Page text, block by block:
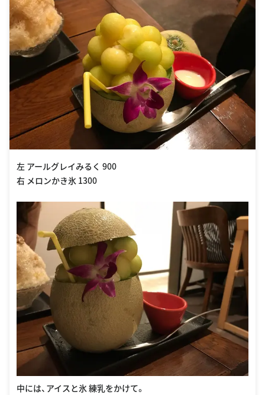
左 アールグレイみるく 900
右 メロンかき氷 1300
中には、アイスと氷 練乳をかけて。